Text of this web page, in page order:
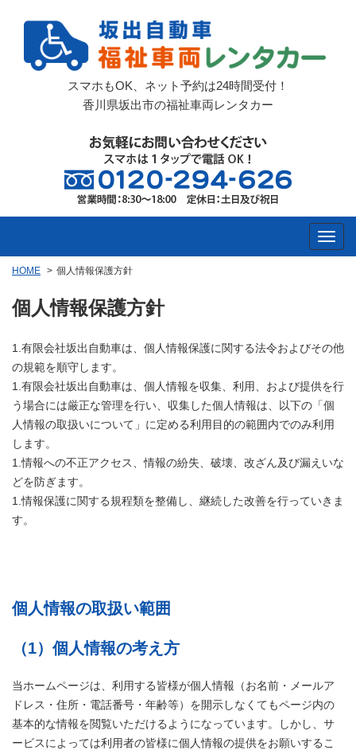
スマホもOK、ネット予約は24時間受付！
香川県坂出市の福祉車両レンタカー
HOME 個人情報保護方針
個人情報保護方針
1.有限会社坂出自動車は、個人情報保護に関する法令およびその他
の規範を順守します。
1.有限会社坂出自動車は、個人情報を収集、利用、および提供を行
う場合には厳正な管理を行い、収集した個人情報は、以下の「個
人情報の取扱いについて」に定める利用目的の範囲内でのみ利用
します。
1.情報への不正アクセス、情報の紛失、破壊、改ざん及び漏えいな
どを防ぎます。
1.情報保護に関する規程類を整備し、継続した改善を行っていきま
す。
個人情報の取扱い範囲
（1）個人情報の考え方
当ホームページは、利用する皆様が個人情報（お名前・メールア
ドレス・住所・電話番号・年齢等）を開示しなくてもページ内の
基本的な情報を閲覧いただけるようになっています。しかし、サ
ービスによっては利用者の皆様に個人情報の提供をお願いするこ